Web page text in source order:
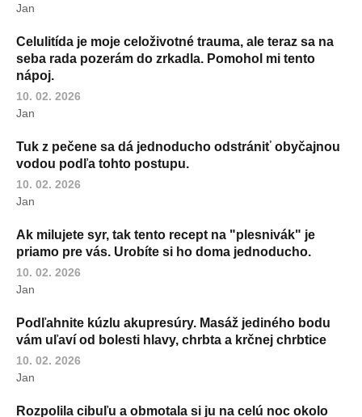
Jan
Celulitída je moje celoživotné trauma, ale teraz sa na
seba rada pozerám do zrkadla. Pomohol mi tento
nápoj.
10. 02. 2026
Jan
Tuk z pečene sa dá jednoducho odstrániť obyčajnou
vodou podľa tohto postupu.
10. 02. 2026
Jan
Ak milujete syr, tak tento recept na "plesnivák" je
priamo pre vás. Urobíte si ho doma jednoducho.
10. 02. 2026
Jan
Podľahnite kúzlu akupresúry. Masáž jediného bodu
vám uľaví od bolesti hlavy, chrbta a krčnej chrbtice
10. 02. 2026
Jan
Rozpolila cibuľu a obmotala si ju na celú noc okolo